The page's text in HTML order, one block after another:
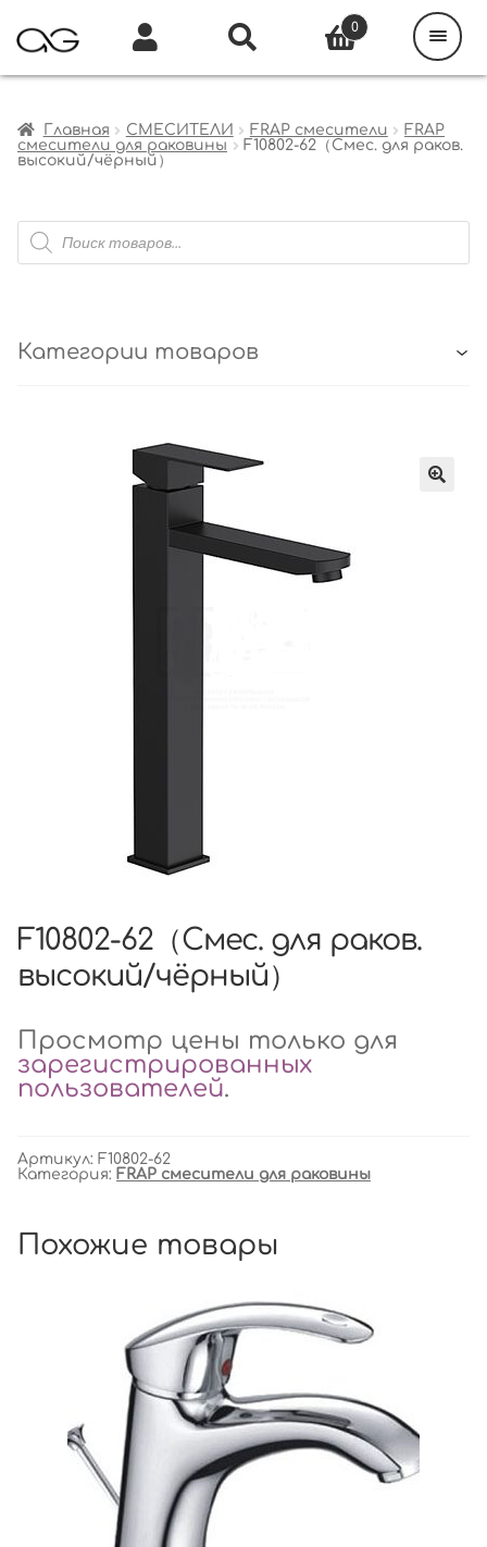
Главная СМЕСИТЕЛИ FRAP смесители
FRAP
смесители для раковины
F10802-62（Смес. для раков.
высокий/чёрный）
Поиск
товаров
Категории товаров
F10802-62（Смес. для раков.
высокий/чёрный）
Просмотр цены только для
зарегистрированных
пользователей.
Артикул: F10802-62
Категория: FRAP смесители для раковины
Похожие товары
0